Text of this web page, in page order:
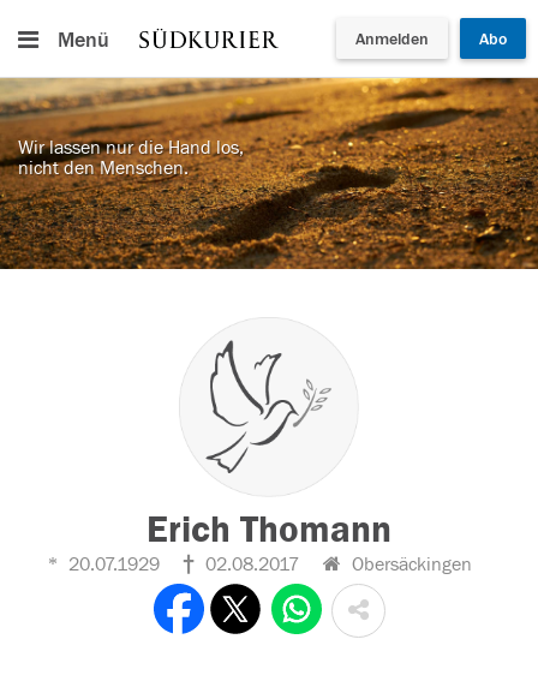
Menü Anmelden Abo
Wir lassen nur die Hand los,
nicht den Menschen.
Erich Thomann
20.07.1929 02.08.2017 Obersäckingen